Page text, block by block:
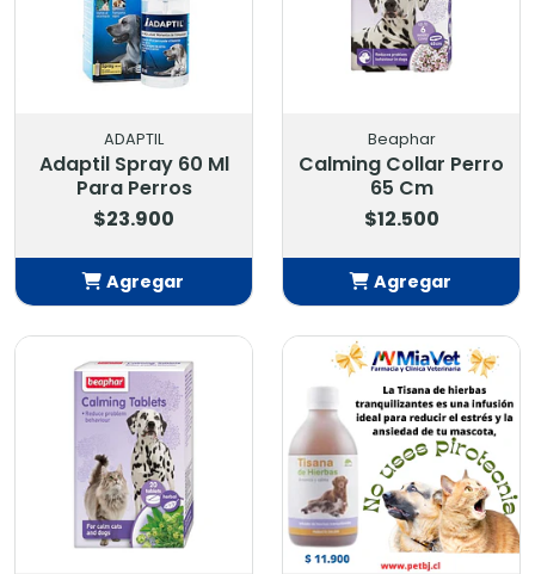
ADAPTIL
Adaptil Spray 60 Ml
Para Perros
$23.900
Agregar
Añadido
Beaphar
Calming Collar Perro
65 Cm
$12.500
Agregar
Añadido